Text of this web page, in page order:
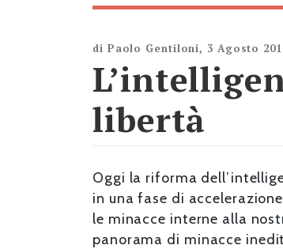
di Paolo Gentiloni, 3 Agosto
libertà
Oggi la riforma
in una fase di
le minacce interne alla
panorama di minacce